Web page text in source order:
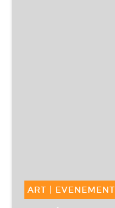
ART | EVENEMENT